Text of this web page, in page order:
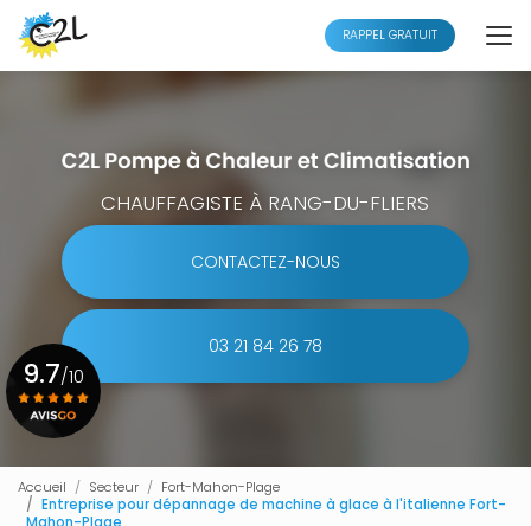
Aller
au
contenu
principal
RAPPEL GRATUIT
CHAUFFAGISTE À RANG-DU-FLIERS
CONTACTEZ-NOUS
03 21 84 26 78
9.7/10
Accueil Secteur
Fort-Mahon-Plage
Entreprise pour dépannage de machine à glace à l'italienne Fort-